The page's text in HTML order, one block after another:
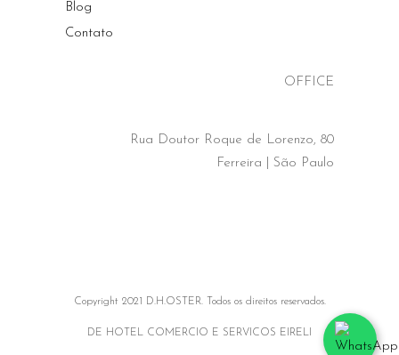
Blog
Contato
OFFICE
Rua Doutor Roque de Lorenzo, 80
Ferreira | São Paulo
Copyright 2021 D.H.OSTER. Todos os direitos reservados.
DE HOTEL COMERCIO E SERVICOS EIRELI